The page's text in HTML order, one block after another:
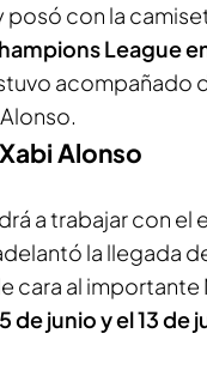
con la
League
acompañado
Alonso
a trabajar con el
la llegada
cara al
de junio y el 13 de